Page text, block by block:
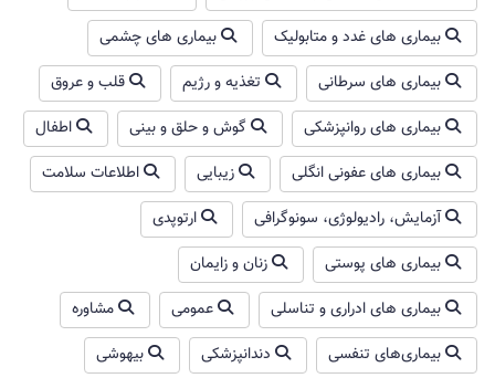
بیماری های غدد و متابولیک
بیماری های چشمی
بیماری های سرطانی
تغذیه و رژیم
قلب و عروق
بیماری های روانپزشکی
گوش و حلق و بینی
اطفال
بیماری های عفونی انگلی
زیبایی
اطلاعات سلامت
آزمایش، رادیولوژی، سونوگرافی
ارتوپدی
بیماری های پوستی
زنان و زایمان
بیماری های ادراری و تناسلی
عمومی
مشاوره
بیماری‌های تنفسی
دندانپزشکی
بیهوشی